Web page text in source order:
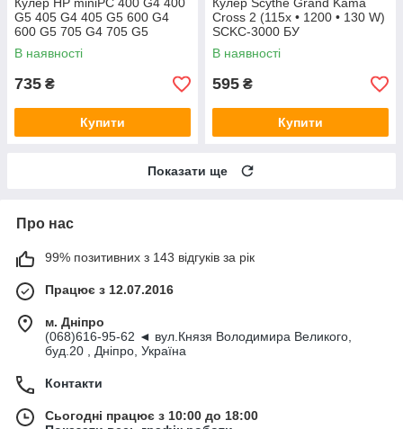
G5 405 G4 405 G5 600 G4
600 G5 705 G4 705 G5
(L19561-001)
В наявності
735 ₴
Купити
Cross 2 (115x • 1200 • 130 W)
SCKC-3000 БУ
В наявності
595 ₴
Купити
Показати ще
Про нас
99% позитивних з 143 відгуків за рік
Працює з 12.07.2016
м. Дніпро
(068)616-95-62 ◄ вул.Князя Володимира Великого,
буд.20 , Дніпро, Україна
Контакти
Сьогодні працює з 10:00 до 18:00